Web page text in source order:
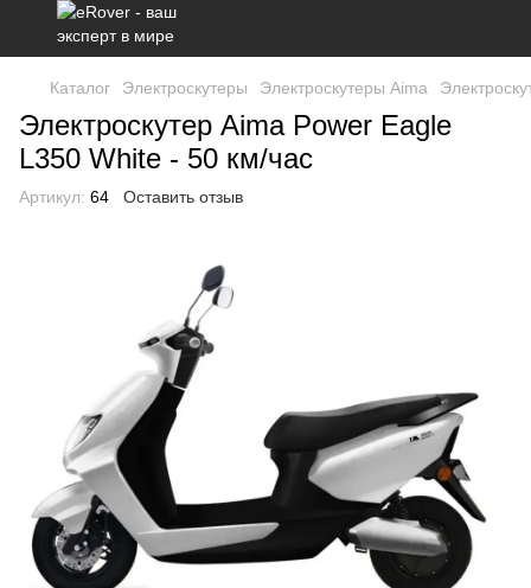
Каталог Электроскутеры Электроскутеры Aima
Электроскутер Aima Power Eagle
L350 White - 50 км/час
Артикул: 64 Оставить отзыв